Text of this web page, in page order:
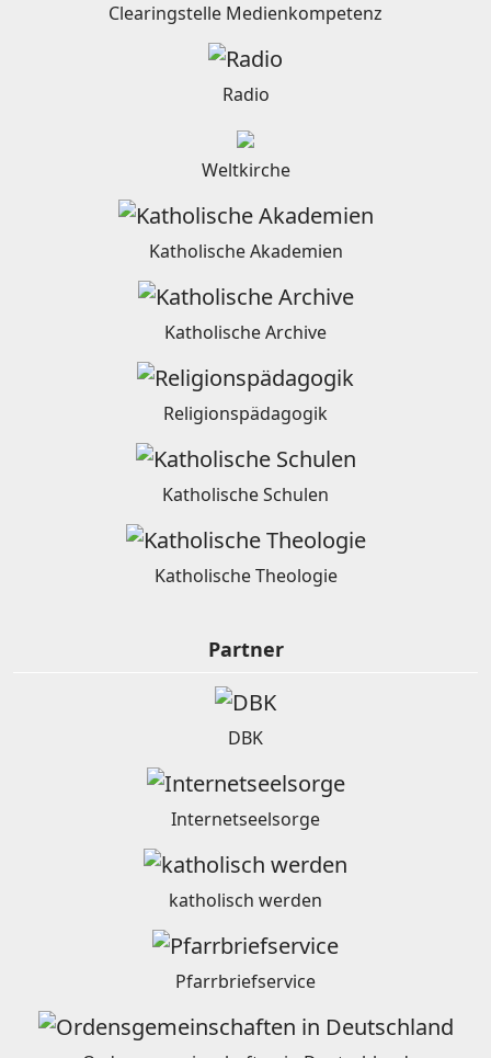
Clearingstelle Medienkompetenz
Radio
Weltkirche
Katholische Akademien
Katholische Archive
Religionspädagogik
Katholische Schulen
Katholische Theologie
Partner
DBK
Internetseelsorge
katholisch werden
Pfarrbriefservice